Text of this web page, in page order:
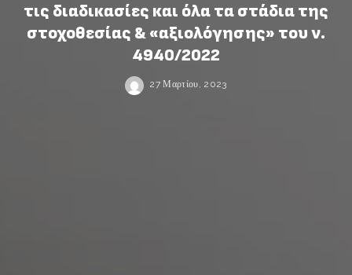
τις διαδικασίες και όλα τα στάδια της
στοχοθεσίας & «αξιολόγησης» του ν.
4940/2022
27 Μαρτίου, 2023